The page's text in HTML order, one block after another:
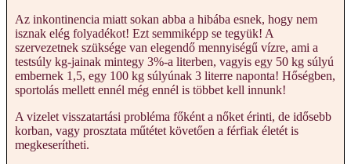
Az inkontinencia miatt sokan abba a hibába esnek, hogy nem
isznak elég folyadékot! Ezt semmiképp se tegyük! A
szervezetnek szüksége van elegendő mennyiségű vízre, ami a
testsúly kg-jainak mintegy 3%-a literben, vagyis egy 50 kg súlyú
embernek 1,5, egy 100 kg súlyúnak 3 literre naponta! Hőségben,
sportolás mellett ennél még ennél is többet kell innunk!
A vizelet visszatartási probléma főként a nőket érinti, de idősebb
korban, vagy prosztata műtétet követően a férfiak életét is
megkeserítheti.